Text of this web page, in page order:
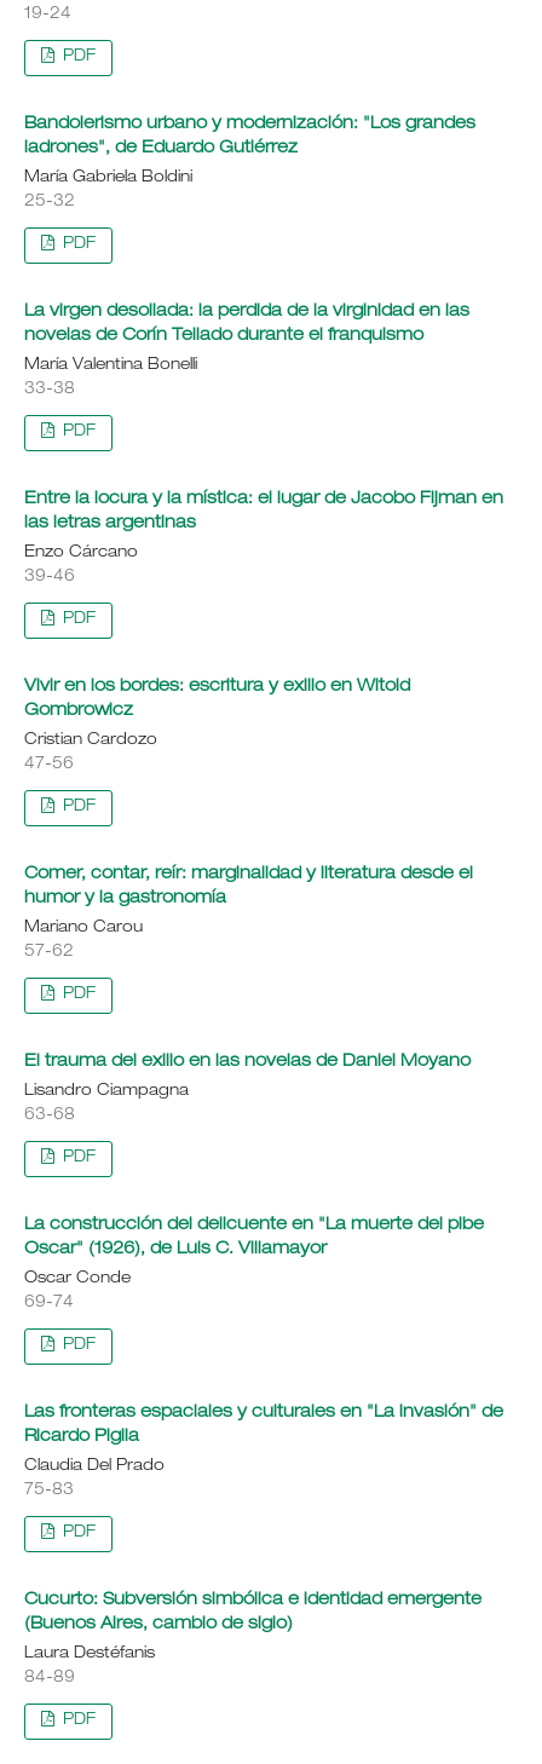
19-24
PDF
Bandolerismo urbano y modernización: "Los grandes
ladrones", de Eduardo Gutiérrez
María Gabriela Boldini
25-32
PDF
La virgen desollada: la perdida de la virginidad en las
novelas de Corín Tellado durante el franquismo
María Valentina Bonelli
33-38
PDF
Entre la locura y la mística: el lugar de Jacobo Fijman en
las letras argentinas
Enzo Cárcano
39-46
PDF
Vivir en los bordes: escritura y exilio en Witold
Gombrowicz
Cristian Cardozo
47-56
PDF
Comer, contar, reír: marginalidad y literatura desde el
humor y la gastronomía
Mariano Carou
57-62
PDF
El trauma del exilio en las novelas de Daniel Moyano
Lisandro Ciampagna
63-68
PDF
La construcción del delicuente en "La muerte del pibe
Oscar" (1926), de Luis C. Villamayor
Oscar Conde
69-74
PDF
Las fronteras espaciales y culturales en "La invasión" de
Ricardo Piglia
Claudia Del Prado
75-83
PDF
Cucurto: Subversión simbólica e identidad emergente
(Buenos Aires, cambio de siglo)
Laura Destéfanis
84-89
PDF